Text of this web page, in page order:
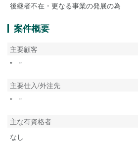
後継者不在・更なる事業の発展の為
案件概要
主要顧客
” ”
主要仕入/外注先
” ”
主な有資格者
なし